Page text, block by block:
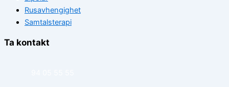
Rusavhengighet
Samtalsterapi
Ta kontakt